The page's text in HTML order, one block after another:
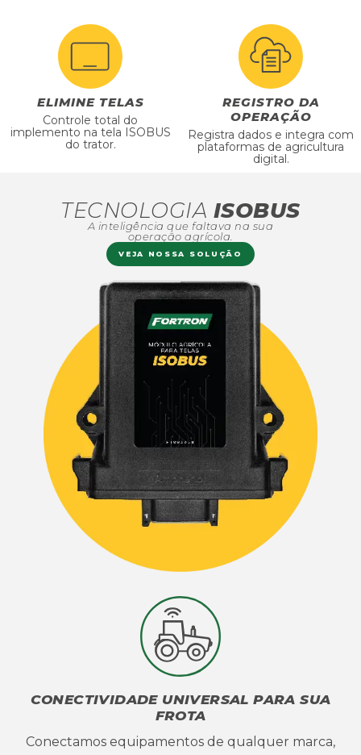
ELIMINE TELAS
Controle total do
implemento na tela ISOBUS
do trator.
REGISTRO DA
OPERAÇÃO
Registra dados e integra com
plataformas de agricultura
digital.
TECNOLOGIA ISOBUS
A inteligência que faltava na sua
operação agrícola.
VEJA NOSSA SOLUÇÃO
CONECTIVIDADE UNIVERSAL PARA SUA
FROTA
Conectamos equipamentos de qualquer marca,